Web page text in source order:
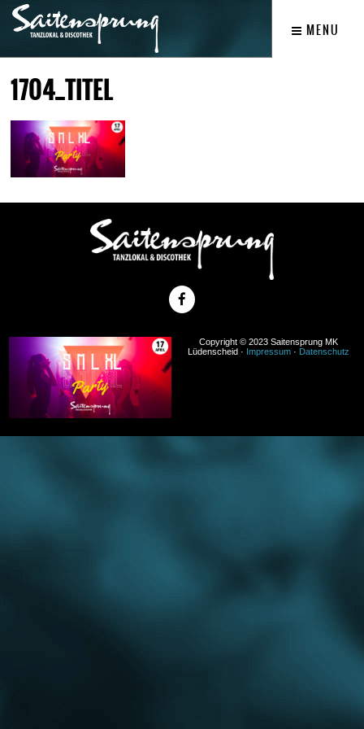
MENU
1704_TITEL
Copyright © 2023 Saitensprung MK
Lüdenscheid · Impressum· Datenschutz